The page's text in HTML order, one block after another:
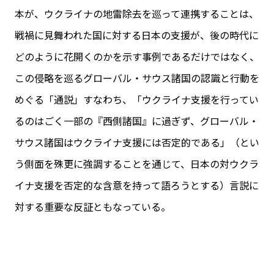
本が、ウクライナの地雷除去を巡って連携することは、
戦禍に見舞われた国に対する日本の支援が、後の時代に
どのように花開くのかを示す事例であるだけではなく、
この侵略を巡るグローバル・サウス諸国の認識と行動を
めぐる「通説」――すなわち、「ウクライナ支援を行ってい
るのはごく一部の『西側諸国』に過ぎず、グローバル・
サウス諸国はウクライナ支援には否定的である」（とい
う側面を殊更に強調することを通じて、日本の対ウクラ
イナ支援を否定的な含意を持って語ろうとする）言説――に
対する重要な反証ともなっている。